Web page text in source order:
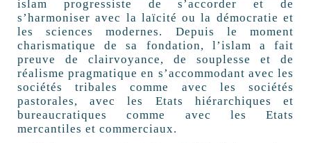
islam progressiste de s’accorder et de
s’harmoniser avec la laïcité ou la démocratie et
les sciences modernes. Depuis le moment
charismatique de sa fondation, l’islam a fait
preuve de clairvoyance, de souplesse et de
réalisme pragmatique en s’accommodant avec les
sociétés tribales comme avec les sociétés
pastorales, avec les Etats hiérarchiques et
bureaucratiques comme avec les Etats
mercantiles et commerciaux.